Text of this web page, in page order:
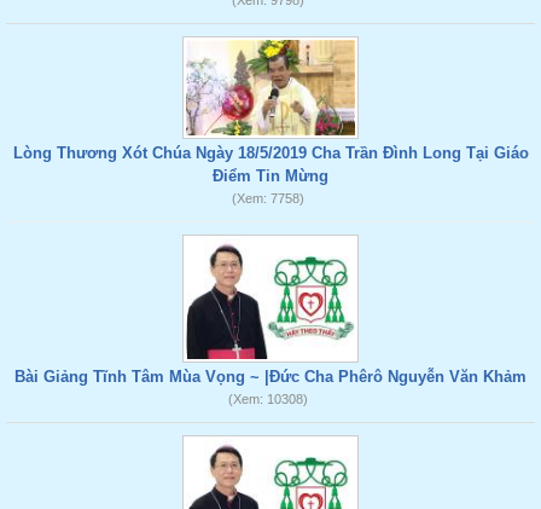
Lòng Thương Xót Chúa Ngày 18/5/2019 Cha Trần Đình Long Tại Giáo
Điểm Tin Mừng
(Xem: 7758)
Bài Giảng Tĩnh Tâm Mùa Vọng ~ |Đức Cha Phêrô Nguyễn Văn Khảm
(Xem: 10308)